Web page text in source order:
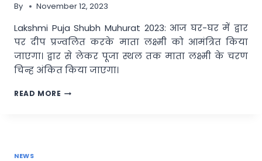
By November 12, 2023
Lakshmi Puja Shubh Muhurat 2023: आज घर-घर में द्वार
पर दीप प्रज्वलित करके माता लक्ष्मी को आमंत्रित किया
जाएगा। द्वार से लेकर पूजा स्थल तक माता लक्ष्मी के चरण
चिन्ह अंकित किया जाएगा।
READ MORE LAKSHMI
NEWS